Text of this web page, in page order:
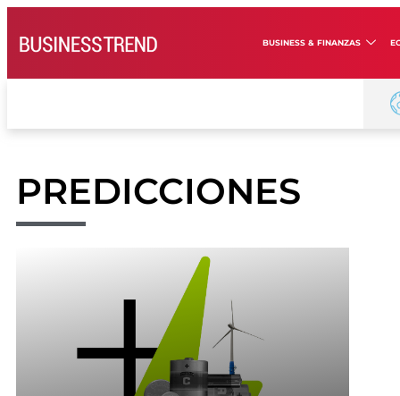
BUSINESS & FINANZAS
PREDICCIONES